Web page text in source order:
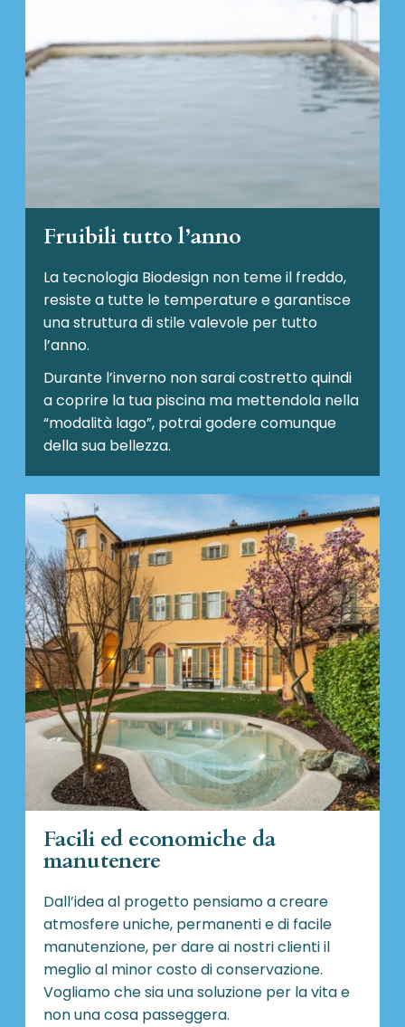
Fruibili tutto l’anno
La tecnologia Biodesign non teme il freddo,
resiste a tutte le temperature e garantisce
una struttura di stile valevole per tutto
l’anno.
Durante l’inverno non sarai costretto quindi
a coprire la tua piscina ma mettendola nella
“modalità lago”, potrai godere comunque
della sua bellezza.
Facili ed economiche da
manutenere
Dall’idea al progetto pensiamo a creare
atmosfere uniche, permanenti e di facile
manutenzione, per dare ai nostri clienti il
meglio al minor costo di conservazione.
Vogliamo che sia una soluzione per la vita e
non una cosa passeggera.